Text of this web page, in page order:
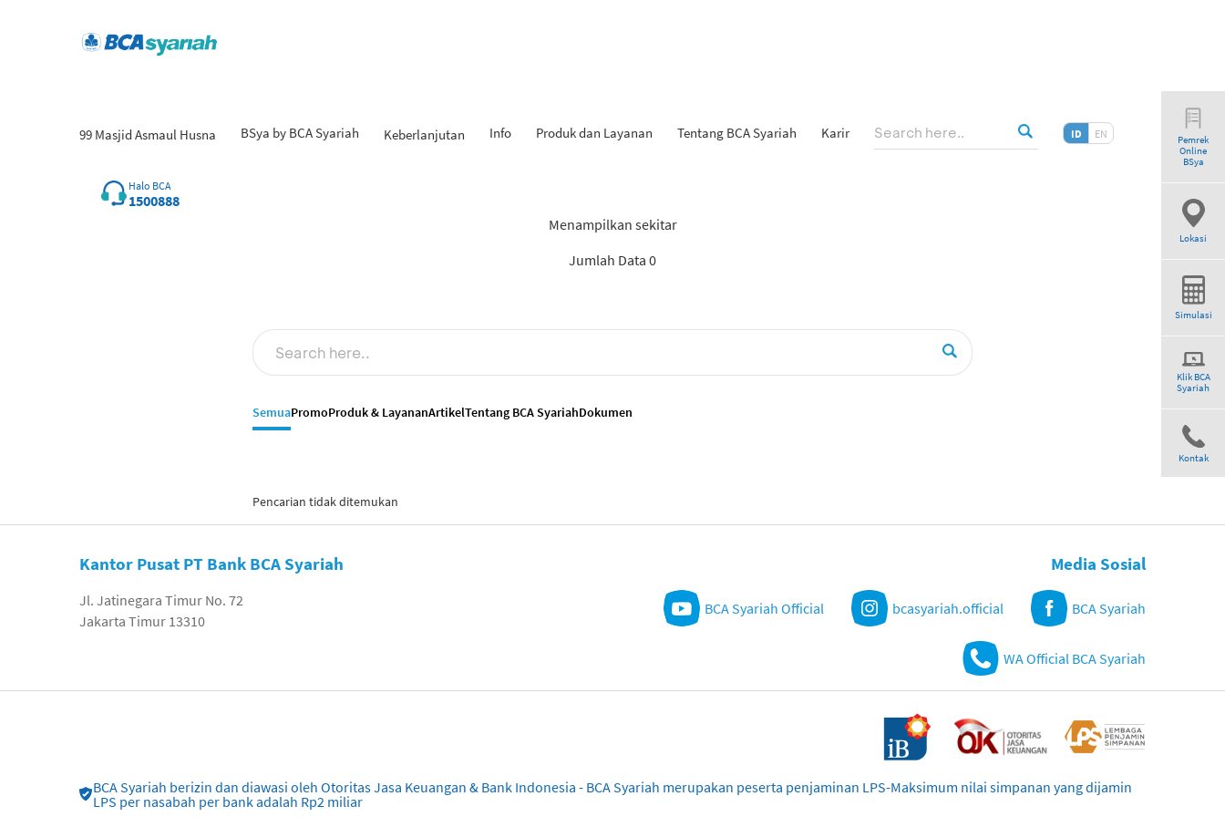
99 Masjid Asmaul Husna BSya by BCA Syariah Keberlanjutan Info Produk dan Layanan Tentang BCA Syariah Karir ID EN
Halo BCA
1500888
Pemrek
Online
BSya
Lokasi
Simulasi
Klik BCA
Syariah
Kontak
Share
Menampilkan sekitar
Jumlah Data 0
SemuaPromoProduk & LayananArtikelTentang BCA SyariahDokumen
Pencarian tidak ditemukan
Kantor Pusat PT Bank BCA Syariah
Jl. Jatinegara Timur No. 72
Jakarta Timur 13310
Media Sosial
BCA Syariah Official bcasyariah.official BCA Syariah
WA Official BCA Syariah
BCA Syariah berizin dan diawasi oleh Otoritas Jasa Keuangan & Bank Indonesia - BCA Syariah merupakan peserta penjaminan LPS-Maksimum nilai simpanan yang dijamin
LPS per nasabah per bank adalah Rp2 miliar